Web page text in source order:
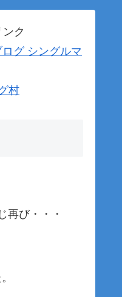
ク
村
再び・・・